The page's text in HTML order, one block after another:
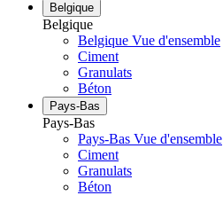
Belgique
Belgique
Belgique Vue d'ensemble
Ciment
Granulats
Béton
Pays-Bas
Pays-Bas
Pays-Bas Vue d'ensemble
Ciment
Granulats
Béton